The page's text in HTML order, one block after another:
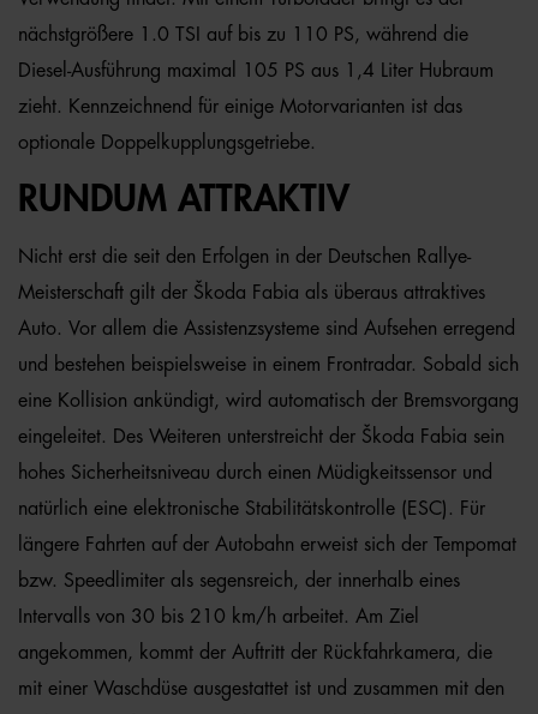
nächstgrößere 1.0 TSI auf bis zu 110 PS, während die
Diesel-Ausführung maximal 105 PS aus 1,4 Liter Hubraum
zieht. Kennzeichnend für einige Motorvarianten ist das
optionale Doppelkupplungsgetriebe.
RUNDUM ATTRAKTIV
Nicht erst die seit den Erfolgen in der Deutschen Rallye-
Meisterschaft gilt der Škoda Fabia als überaus attraktives
Auto. Vor allem die Assistenzsysteme sind Aufsehen erregend
und bestehen beispielsweise in einem Frontradar. Sobald sich
eine Kollision ankündigt, wird automatisch der Bremsvorgang
eingeleitet. Des Weiteren unterstreicht der Škoda Fabia sein
hohes Sicherheitsniveau durch einen Müdigkeitssensor und
natürlich eine elektronische Stabilitätskontrolle (ESC). Für
längere Fahrten auf der Autobahn erweist sich der Tempomat
bzw. Speedlimiter als segensreich, der innerhalb eines
Intervalls von 30 bis 210 km/h arbeitet. Am Ziel
angekommen, kommt der Auftritt der Rückfahrkamera, die
mit einer Waschdüse ausgestattet ist und zusammen mit den